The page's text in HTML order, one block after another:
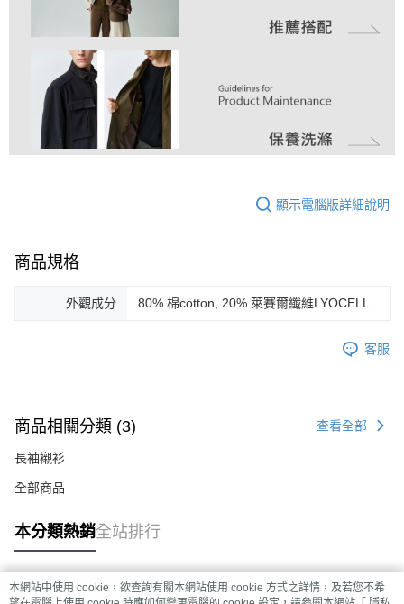
顯示電腦版詳細說明
商品規格
外觀成分 80% 棉cotton, 20% 萊賽爾纖維LYOCELL
客服
商品相關分類 (3) 查看全部
長袖襯衫
全部商品
本分類熱銷全站排行
本網站中使用 cookie，欲查詢有關本網站使用 cookie 方式之詳情，及若您不希